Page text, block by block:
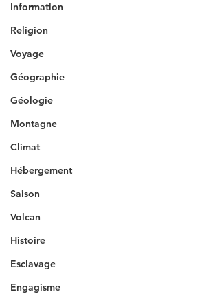
Information
Religion
Voyage
Géographie
Géologie
Montagne
Climat
Hébergement
Saison
Volcan
Histoire
Esclavage
Engagisme